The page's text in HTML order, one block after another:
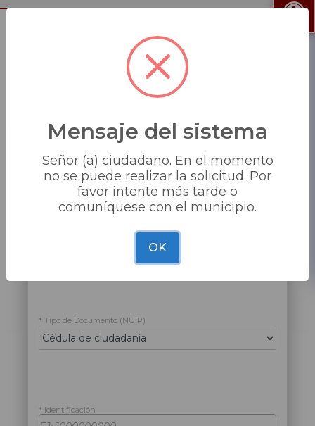
Envíe su Hoja de Vida
Alcaldía de Turbaco - Bolívar
Envíe su Hoja de Vida
​SOLICITUD TRÁMITE.
Los campos marcados con * son
* Tipo de Documento (NUIP)
* Identificación
Mensaje del sistema
Señor (a) ciudadano. En el momento
no se puede realizar la solicitud. Por
favor intente más tarde o
comuníquese con el municipio.
OK